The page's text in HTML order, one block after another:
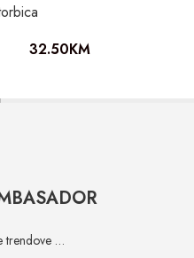
32.50KM
trendove …